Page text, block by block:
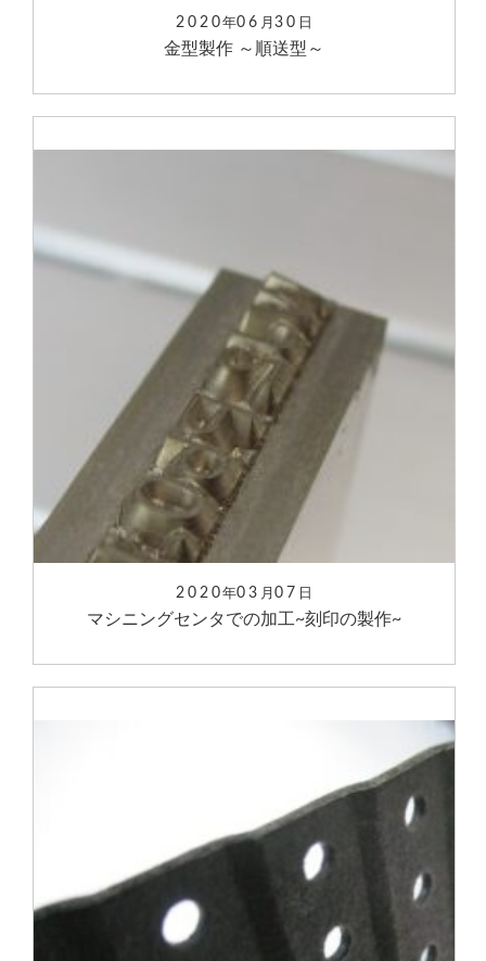
2020年06 月30 日
金型製作 ～順送型～
2020年03 月07 日
マシニングセンタでの加工~刻印の製作~